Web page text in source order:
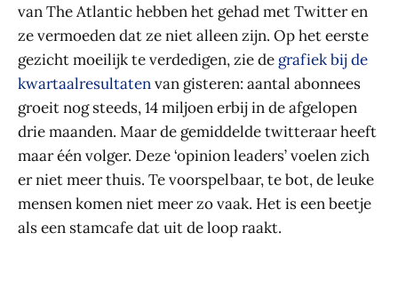
van The Atlantic hebben het gehad met Twitter en
ze vermoeden dat ze niet alleen zijn. Op het eerste
gezicht moeilijk te verdedigen, zie de grafiek bij de
kwartaalresultatenvan gisteren: aantal abonnees
groeit nog steeds, 14 miljoen erbij in de afgelopen
drie maanden. Maar de gemiddelde twitteraar heeft
maar één volger. Deze ‘opinion leaders’ voelen zich
er niet meer thuis. Te voorspelbaar, te bot, de leuke
mensen komen niet meer zo vaak. Het is een beetje
als een stamcafe dat uit de loop raakt.